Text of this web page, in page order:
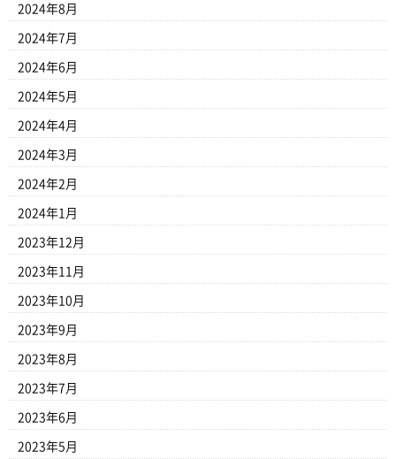
2024年8月
2024年7月
2024年6月
2024年5月
2024年4月
2024年3月
2024年2月
2024年1月
2023年12月
2023年11月
2023年10月
2023年9月
2023年8月
2023年7月
2023年6月
2023年5月